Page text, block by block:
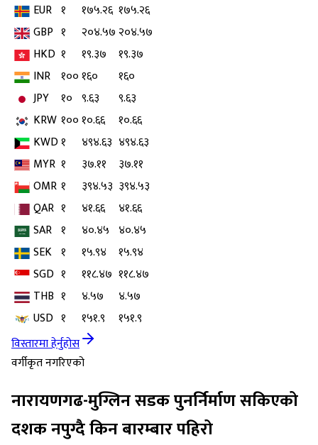
EUR १ १७५.२६ १७५.२६
GBP १ २०४.५७ २०४.५७
HKD १ १९.३७
१९.३७
INR १००१६०
१६०
JPY
१० ९.६३
९.६३
KRW १००१०.६६
१०.६६
KWD१ ४९४.६३ ४९४.६३
MYR १ ३७.११
३७.११
OMR १ ३९४.५३ ३९४.५३
QAR १ ४१.६६
४१.६६
SAR १ ४०.४५ ४०.४५
SEK १ १५.९४
१५.९४
SGD १ ११८.४७ ११८.४७
THB १ ४.५७
४.५७
USD १ १५१.९
१५१.९
विस्तारमा हेर्नुहोस
वर्गीकृत नगरिएको
नारायणगढ-मुग्लिन सडक पुनर्निर्माण सकिएको
दशक नपुग्दै किन बारम्बार पहिरो